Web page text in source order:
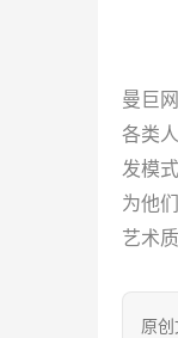
曼巨
各类
发模式
为他
艺术
原